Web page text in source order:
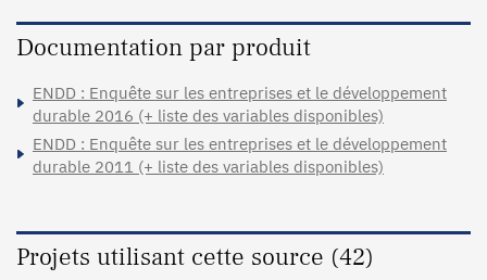
Documentation par produit
ENDD : Enquête sur les entreprises et le développement
durable 2016 (+ liste des variables disponibles)
ENDD : Enquête sur les entreprises et le développement
durable 2011 (+ liste des variables disponibles)
Projets utilisant cette source (42)